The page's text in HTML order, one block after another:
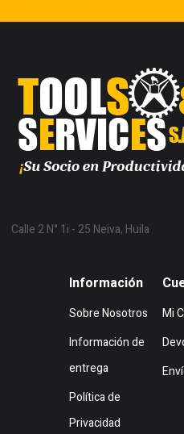
Calle 2 N° 1i - 25 Neiva, Huila
Información
Sobre Nosotros
Información de
entrega
Política de
Privacidad
Mi